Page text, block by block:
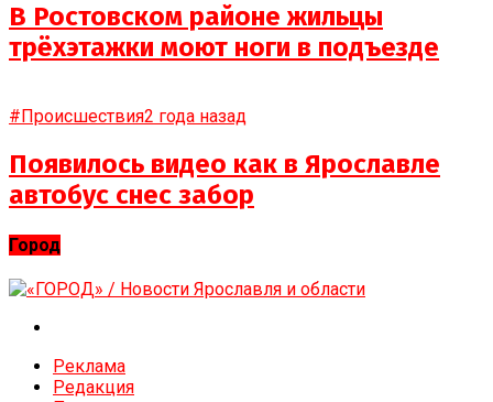
В Ростовском районе жильцы
трёхэтажки моют ноги в подъезде
#Происшествия2 года назад
Появилось видео как в Ярославле
автобус снес забор
Город
Реклама
Редакция